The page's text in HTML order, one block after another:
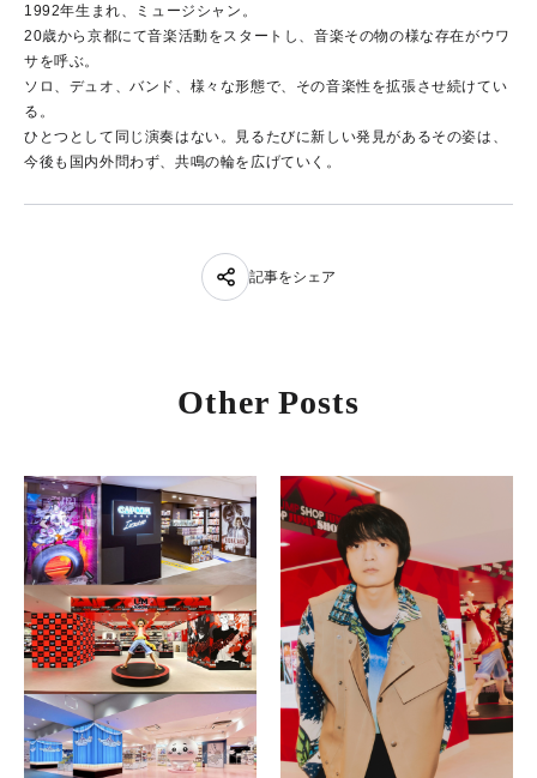
1992年生まれ、ミュージシャン。
20歳から京都にて音楽活動をスタートし、音楽その物の様な存在がウワ
サを呼ぶ。
ソロ、デュオ、バンド、様々な形態で、その音楽性を拡張させ続けてい
る。
ひとつとして同じ演奏はない。見るたびに新しい発見があるその姿は、
今後も国内外問わず、共鳴の輪を広げていく。
記事をシェア
Other Posts